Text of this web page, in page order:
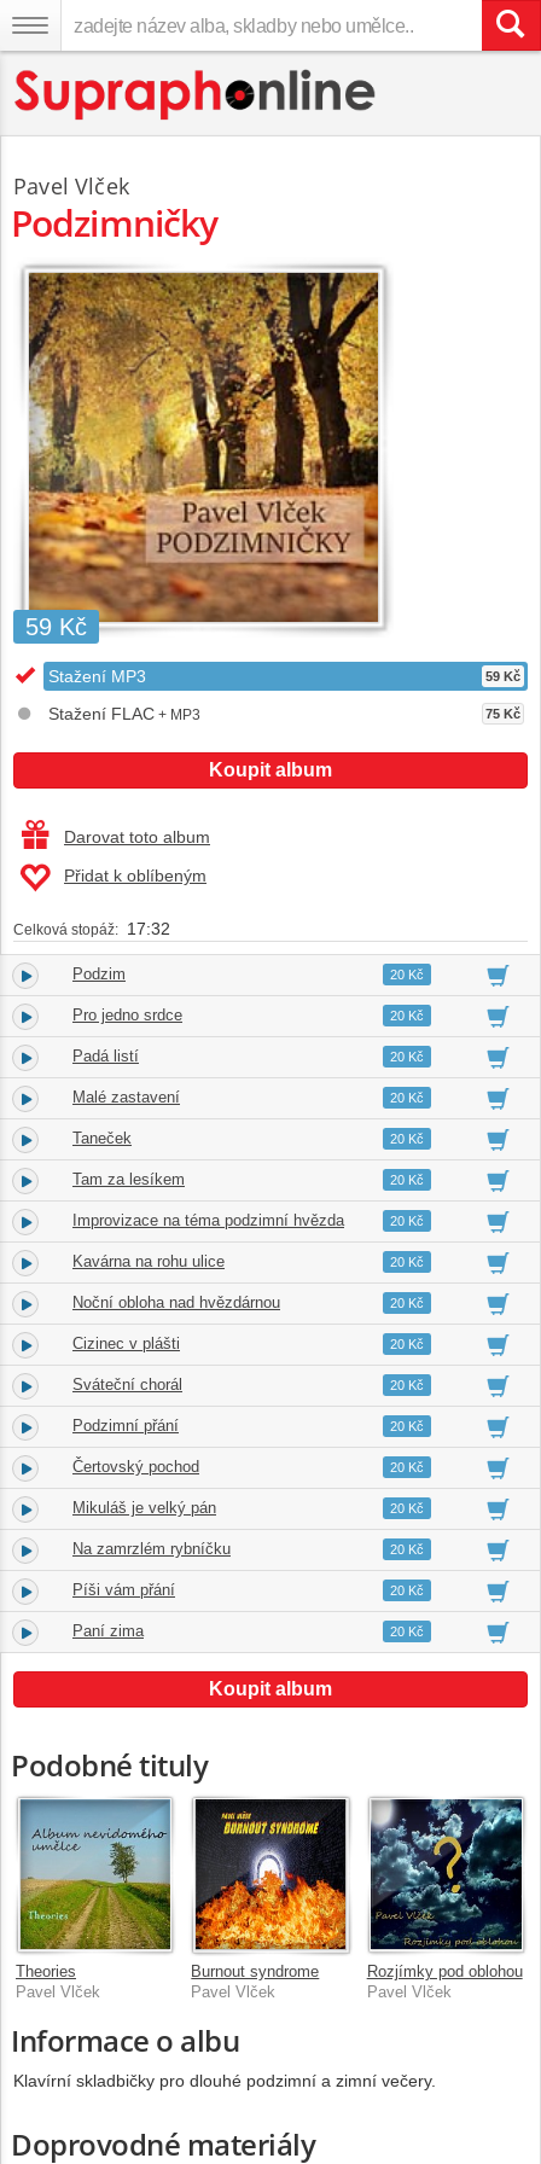
Pavel Vlček
Podzimničky
59 Kč
Stažení MP3 59 Kč
Stažení FLAC + MP3 75 Kč
Koupit album
Darovat toto album
Přidat k oblíbeným
Celková stopáž: 17:32
1. Podzim 00:3920 Kč
2. Pro jedno srdce 01:2620 Kč
3. Padá listí 00:3720 Kč
4. Malé zastavení 01:1120 Kč
5. Taneček 00:3520 Kč
6. Tam za lesíkem 00:5320 Kč
7. Improvizace na téma podzimní hvězda 01:4720 Kč
8. Kavárna na rohu ulice 00:4820 Kč
9. Noční obloha nad hvězdárnou 01:1820 Kč
10. Cizinec v plášti 00:3520 Kč
11. Sváteční chorál 01:1020 Kč
12. Podzimní přání 01:0420 Kč
13. Čertovský pochod 00:4220 Kč
14. Mikuláš je velký pán 00:5320 Kč
15. Na zamrzlém rybníčku 00:4820 Kč
16. Píši vám přání 01:4620 Kč
17. Paní zima 01:2020 Kč
Koupit album
Podobné tituly
Theories
Pavel Vlček
Burnout syndrome
Pavel Vlček
Rozjímky pod oblohou
Pavel Vlček
Informace o albu
Klavírní skladbičky pro dlouhé podzimní a zimní večery.
Doprovodné materiály